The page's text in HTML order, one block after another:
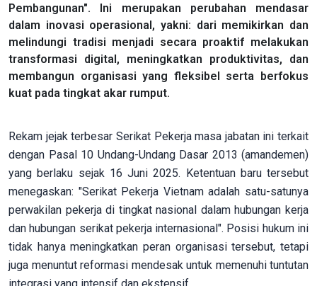
Pembangunan". Ini merupakan perubahan mendasar
dalam inovasi operasional, yakni: dari memikirkan dan
melindungi tradisi menjadi secara proaktif melakukan
transformasi digital, meningkatkan produktivitas, dan
membangun organisasi yang fleksibel serta berfokus
kuat pada tingkat akar rumput.
Rekam jejak terbesar Serikat Pekerja masa jabatan ini terkait
dengan Pasal 10 Undang-Undang Dasar 2013 (amandemen)
yang berlaku sejak 16 Juni 2025. Ketentuan baru tersebut
menegaskan: "Serikat Pekerja Vietnam adalah satu-satunya
perwakilan pekerja di tingkat nasional dalam hubungan kerja
dan hubungan serikat pekerja internasional". Posisi hukum ini
tidak hanya meningkatkan peran organisasi tersebut, tetapi
juga menuntut reformasi mendesak untuk memenuhi tuntutan
integrasi yang intensif dan ekstensif.